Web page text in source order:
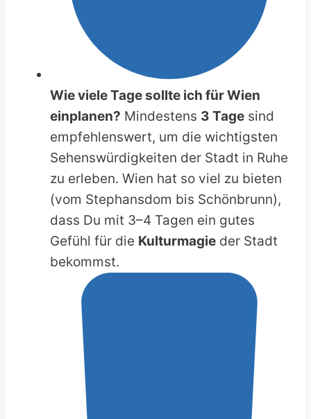
Wie viele Tage sollte ich für Wien
einplanen? Mindestens 3 Tage sind
empfehlenswert, um die wichtigsten
Sehenswürdigkeiten der Stadt in Ruhe
zu erleben. Wien hat so viel zu bieten
(vom Stephansdom bis Schönbrunn),
dass Du mit 3–4 Tagen ein gutes
Gefühl für die Kulturmagie der Stadt
bekommst.